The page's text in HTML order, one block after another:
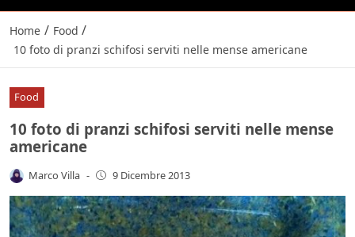
Home / Food /
10 foto di pranzi schifosi serviti nelle mense americane
Food
10 foto di pranzi schifosi serviti nelle mense
americane
Marco Villa - 9 Dicembre 2013